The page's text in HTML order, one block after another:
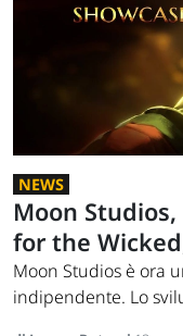
NEWS
Moon
for the
Moon Studios è ora
indipendente. Lo